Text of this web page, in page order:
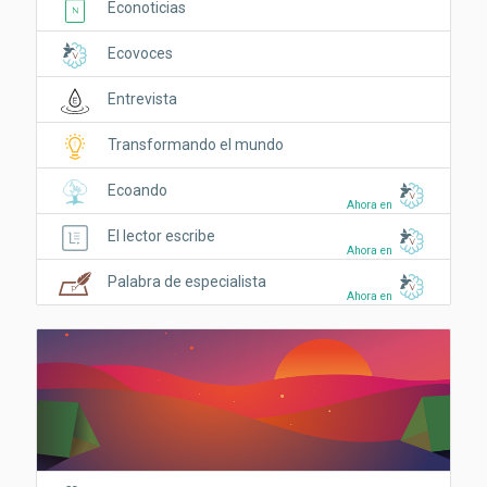
Econoticias
Ecovoces
Entrevista
Transformando el mundo
Ahora en
Ecoando
Ahora en
El lector escribe
Ahora en
Palabra de especialista